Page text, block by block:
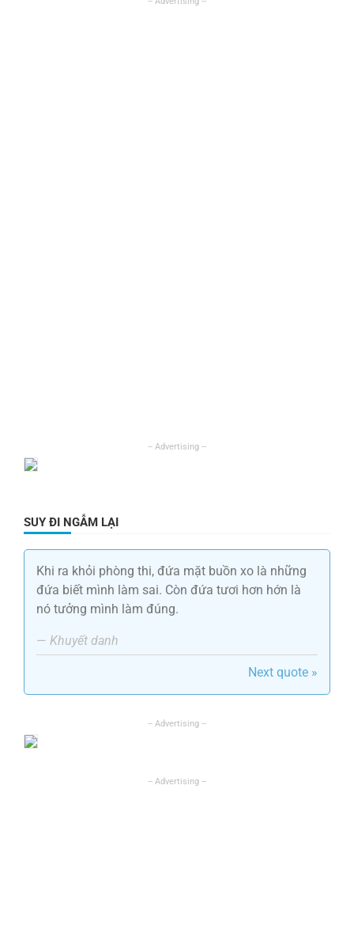
SUY ĐI NGẪM LẠI
Khi ra khỏi phòng thi, đứa mặt buồn xo là những
đứa biết mình làm sai. Còn đứa tươi hơn hớn là
nó tưởng mình làm đúng.
— Khuyết danh
Next quote »